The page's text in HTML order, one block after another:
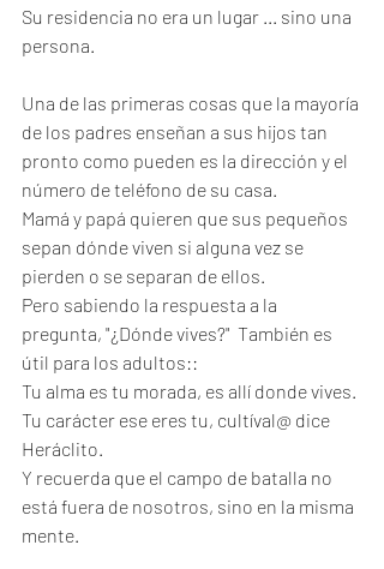
Su residencia no era un lugar ... sino una
persona.
Una de las primeras cosas que la mayoría
de los padres enseñan a sus hijos tan
pronto como pueden es la dirección y el
número de teléfono de su casa.
Mamá y papá quieren que sus pequeños
sepan dónde viven si alguna vez se
pierden o se separan de ellos.
Pero sabiendo la respuesta a la
pregunta, "¿Dónde vives?"  También es
útil para los adultos::
Tu alma es tu morada, es allí donde vives.
Tu carácter ese eres tu, cultíval@ dice
Heráclito.
Y recuerda que el campo de batalla no
está fuera de nosotros, sino en la misma
mente.